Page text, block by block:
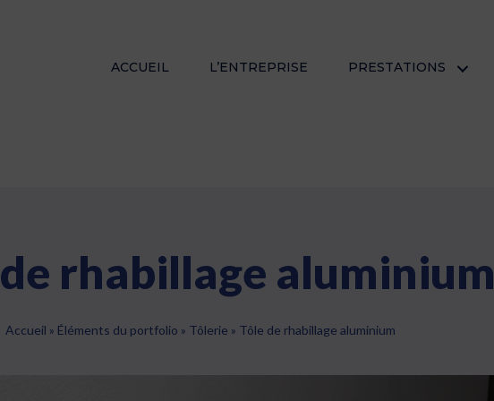
ACCUEIL L’ENTREPRISE PRESTATIONS
rhabillage aluminium
Accueil » Éléments du portfolio » Tôlerie » Tôle de rhabillage aluminium